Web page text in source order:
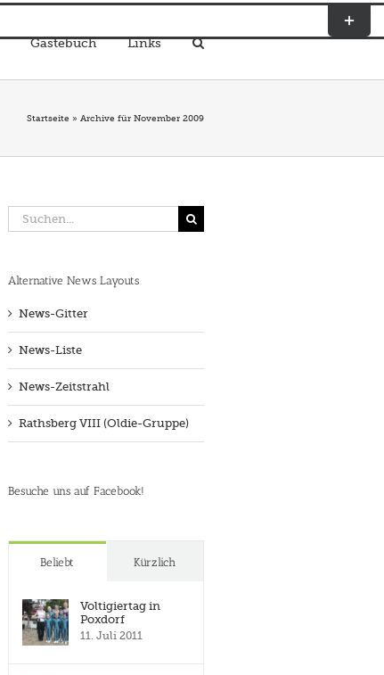
Gästebuch Links
Startseite » Archive für November 2009
Suche
nach:
Alternative News Layouts
News-Gitter
News-Liste
News-Zeitstrahl
Rathsberg VIII (Oldie-Gruppe)
Besuche uns auf Facebook!
Beliebt Kürzlich
Voltigiertag in
Poxdorf
11. Juli 2011
Toggle
Sliding